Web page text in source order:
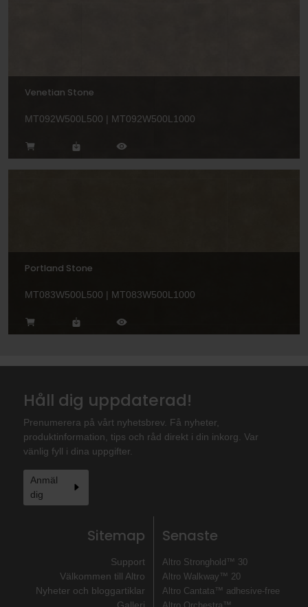
Venetian Stone
MT092W500L500 | MT092W500L1000
Portland Stone
MT083W500L500 | MT083W500L1000
Håll dig uppdaterad!
Prenumerera på vårt nyhetsbrev. Få nyheter,
produktinformation, tips och råd direkt i din inkorg. Var
vänlig fyll i dina uppgifter.
Anmäl
dig
Sitemap
Support
Välkommen till Altro
Nyheter och bloggartiklar
Galleri
Senaste
Altro Stronghold™ 30
Altro Walkway™ 20
Altro Cantata™ adhesive‐free